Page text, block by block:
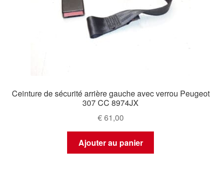
Ceinture de sécurité arrière gauche avec verrou Peugeot
307 CC 8974JX
€61,00
Ajouter au panier